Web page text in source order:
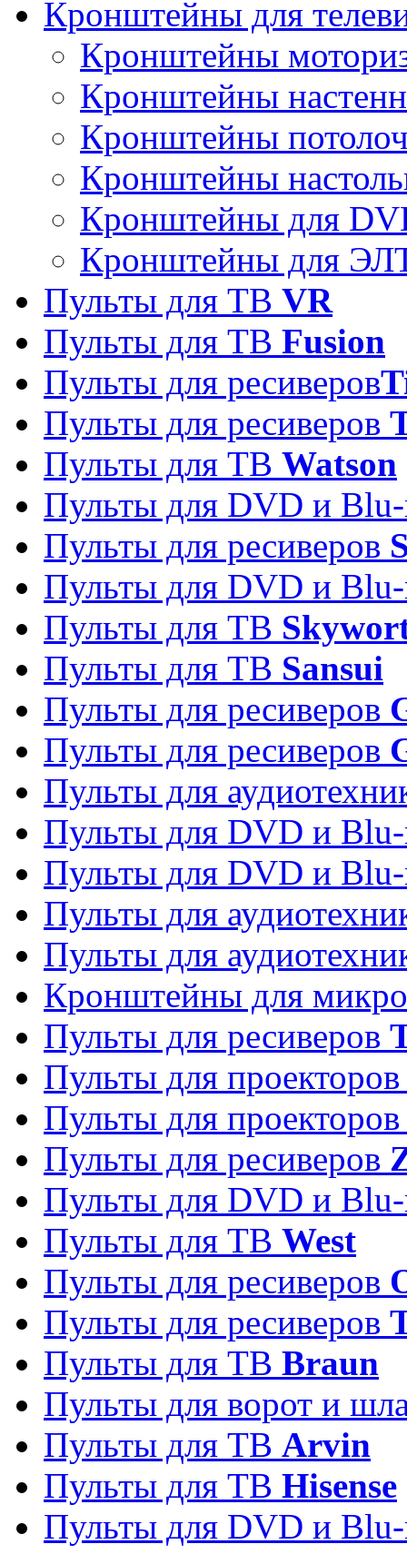
Кронштейны для
Кронштейны
Кронштейны
Кронштейны
Кронштейны
Кронштейны для
Кронштейны для
Пульты для ТВ VR
Пульты для ТВ Fusion
Пульты для ресиверов
Пульты для ресиверов
Пульты для ТВ Watson
Пульты для DVD и
Пульты для ресиверов
Пульты для DVD и
Пульты для ТВ
Пульты для ТВ Sansui
Пульты для ресиверов
Пульты для ресиверов
Пульты для
Пульты для DVD и
Пульты для DVD и
Пульты для
Пульты для
Кронштейны для
Пульты для ресиверов
Пульты для
Пульты для
Пульты для ресиверов
Пульты для DVD и
Пульты для ТВ West
Пульты для ресиверов
Пульты для ресиверов
Пульты для ТВ Braun
Пульты для ворот и
Пульты для ТВ Arvin
Пульты для ТВ Hisense
Пульты для DVD и